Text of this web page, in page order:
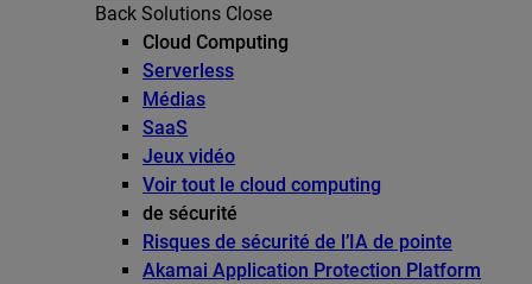
Back Solutions Close
Cloud Computing
Serverless
Médias
SaaS
Jeux vidéo
Voir tout le cloud computing
de sécurité
Risques de sécurité de l’IA de pointe
Akamai Application Protection Platform